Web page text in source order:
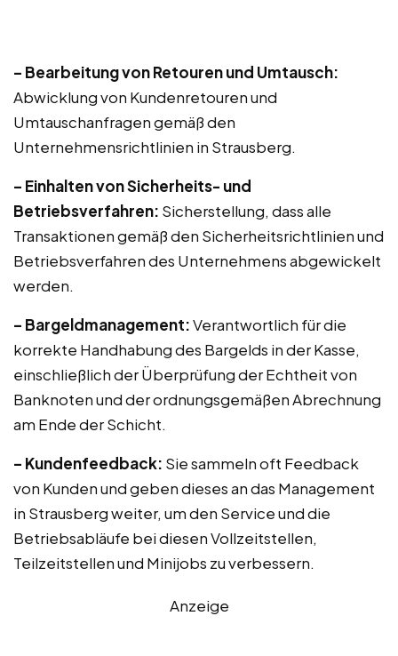
– Bearbeitung von Retouren und Umtausch:
Abwicklung von Kundenretouren und
Umtauschanfragen gemäß den
Unternehmensrichtlinien in Strausberg.
– Einhalten von Sicherheits- und
Betriebsverfahren: Sicherstellung, dass alle
Transaktionen gemäß den Sicherheitsrichtlinien und
Betriebsverfahren des Unternehmens abgewickelt
werden.
– Bargeldmanagement:Verantwortlich für die
korrekte Handhabung des Bargelds in der Kasse,
einschließlich der Überprüfung der Echtheit von
Banknoten und der ordnungsgemäßen Abrechnung
am Ende der Schicht.
– Kundenfeedback: Sie sammeln oft Feedback
von Kunden und geben dieses an das Management
in Strausberg weiter, um den Service und die
Betriebsabläufe bei diesen Vollzeitstellen,
Teilzeitstellen und Minijobs zu verbessern.
Anzeige